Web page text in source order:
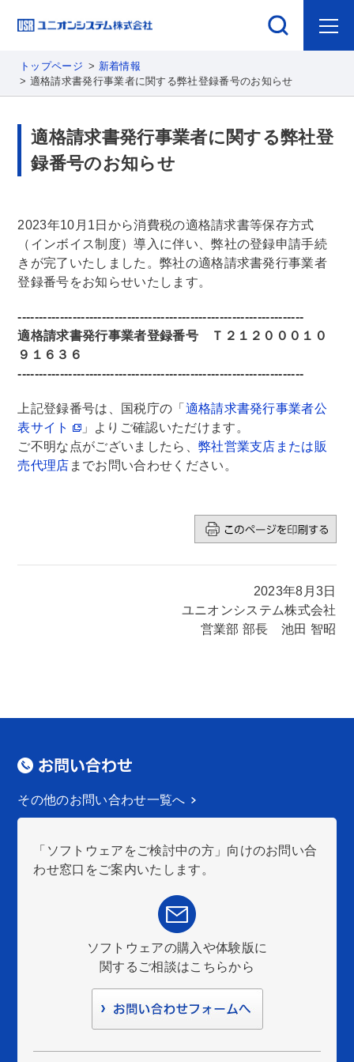
トップページ
新着情報
適格請求書発行事業者に関する弊社登録番号のお知らせ
適格請求書発行事業者に関する弊社登
録番号のお知らせ
2023年10月1日から消費税の適格請求書等保存方式
（インボイス制度）導入に伴い、弊社の登録申請手続
きが完了いたしました。弊社の適格請求書発行事業者
登録番号をお知らせいたします。
--------------------------------------------------------------------
適格請求書発行事業者登録番号 Ｔ２１２０００１０
９１６３６
--------------------------------------------------------------------
上記登録番号は、国税庁の「 適格請求書発行事業者公
表サイト
」よりご確認いただけます。
ご不明な点がございましたら、 弊社営業支店または販
売代理店 までお問い合わせください。
2023年8月3日
ユニオンシステム株式会社
営業部 部長 池田 智昭
その他のお問い合わせ一覧へ
「ソフトウェアをご検討中の方」向けのお問い合
わせ窓口をご案内いたします。
ソフトウェアの購入や体験版に
関するご相談はこちらから